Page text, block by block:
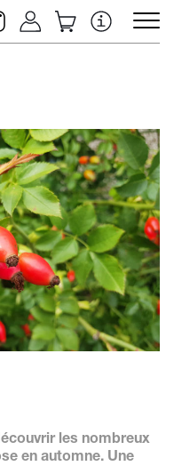
les nombreux
en automne. Une